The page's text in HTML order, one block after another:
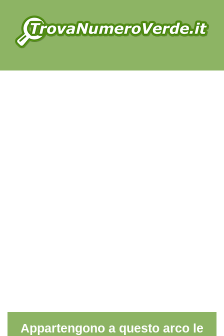
Appartengono a questo arco le